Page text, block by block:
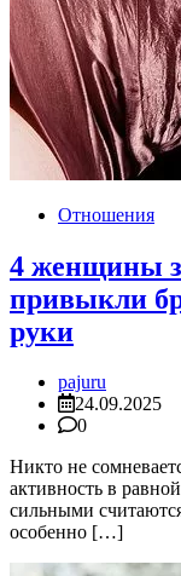
Отношения
4 женщины
привыкли
руки
pajuru
24.09.2025
0
Никто не
активность в
сильными
особенно […]